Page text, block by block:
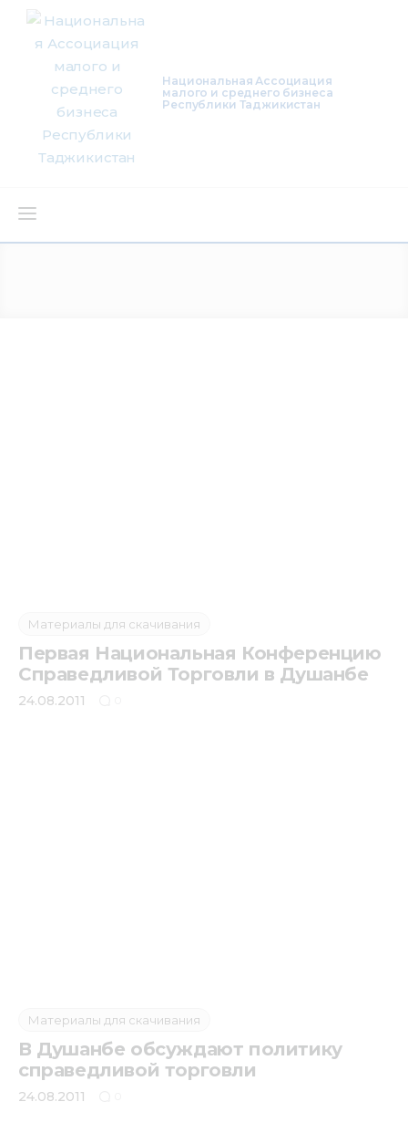
Национальная Ассоциация
малого и среднего бизнеса
Республики Таджикистан
О нас
Материалы для скачивания
Первая Национальная Конференцию
Справедливой Торговли в Душанбе
24.08.2011
Материалы для скачивания
В Душанбе обсуждают политику
справедливой торговли
24.08.2011